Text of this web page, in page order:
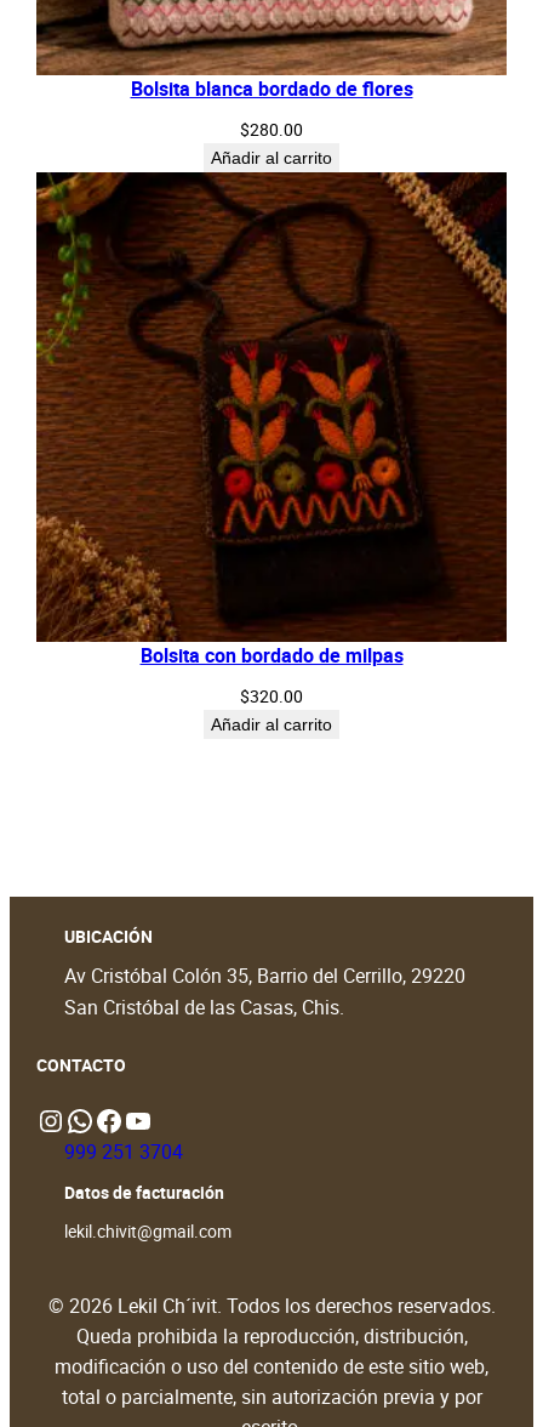
Bolsita blanca bordado de flores
$280.00
Añadir al carrito
Bolsita con bordado de milpas
$320.00
Añadir al carrito
UBICACIÓN
Av Cristóbal Colón 35, Barrio del Cerrillo, 29220
San Cristóbal de las Casas, Chis.
CONTACTO
InstagramWhatsApp https://www.facebook.com/people/Lekil-Chivit/61579066376698/?locale=en_GB# https://www.youtube.com/@LekilChivit
999 251 3704
Datos de facturación
lekil.chivit@gmail.com
© 2026 Lekil Ch´ivit. Todos los derechos reservados.
Queda prohibida la reproducción, distribución,
modificación o uso del contenido de este sitio web,
total o parcialmente, sin autorización previa y por